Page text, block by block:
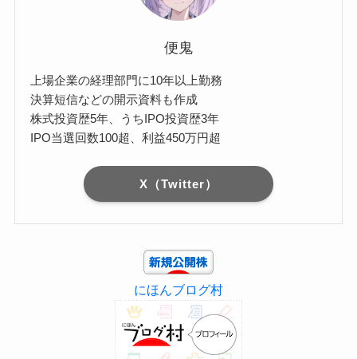
便鬼
上場企業の経理部門に10年以上勤務
決算短信などの開示資料も作成
株式投資歴5年、うちIPO投資歴3年
IPO当選回数100超、利益450万円超
X（Twitter）
にほんブログ村